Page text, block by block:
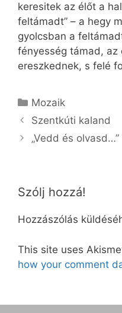
keresitek az élőt a
feltámadt” – a hegy
gyolcsban a
fényesség támad, az
ereszkednek, s felé
Kategória
Mozaik
Szentkúti kaland
„Vedd és olvasd…”
Szólj hozzá!
Hozzászólás
This site uses
how your comment